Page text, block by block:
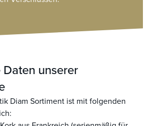
unserer
Diam Sortiment ist mit folgenden